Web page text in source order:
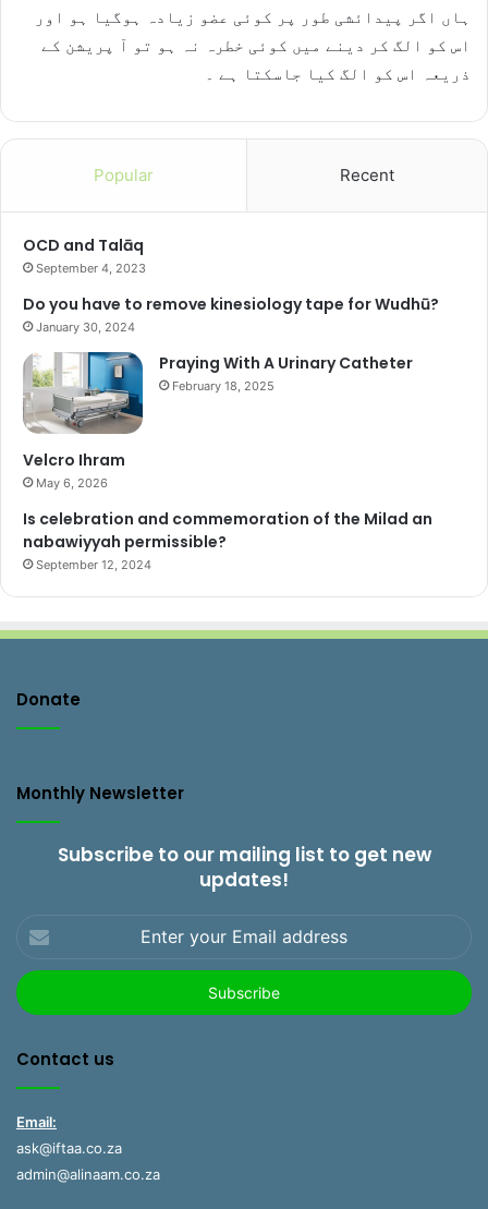
ہاں اگر پیدائشی طور پر کوئی عضو زیادہ ہوگیا ہو اور
اس کو الگ کر دینے میں کوئی خطرہ نہ ہو تو آ پریشن کے
ذریعہ اس کو الگ کیا جاسکتا ہے ۔
Popular Recent
OCD and Talāq
September 4, 2023
Do you have to remove kinesiology tape for Wudhū?
January 30, 2024
Praying With A Urinary Catheter
February 18, 2025
Velcro Ihram
May 6, 2026
Is celebration and commemoration of the Milad an
nabawiyyah permissible?
September 12, 2024
Donate
Monthly Newsletter
Subscribe to our mailing list to get new
updates!
your
Email
address
Contact us
Email:
ask@iftaa.co.za
admin@alinaam.co.za